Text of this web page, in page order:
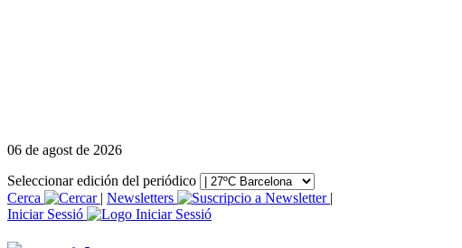
06 de agost de 2026
Seleccionar edición del periódico
Cerca
| Newsletters
|
Iniciar Sessió